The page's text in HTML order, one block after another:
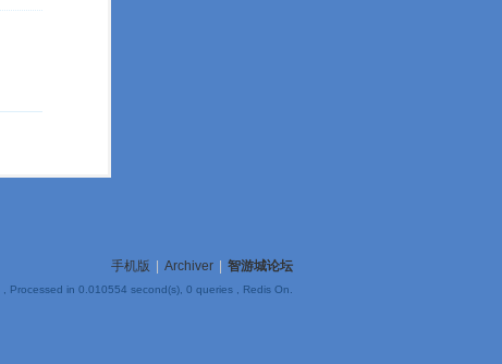
手机版 Archiver 智游城论坛
, Processed in 0.010554 second(s), 0 queries , Redis On.